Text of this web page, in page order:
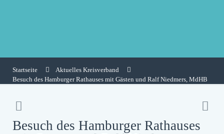
Startseite
Aktuelles Kreisverband
Besuch des Hamburger Rathauses mit Gästen und Ralf Niedmers, MdHB
Besuch des Hamburger Rathauses